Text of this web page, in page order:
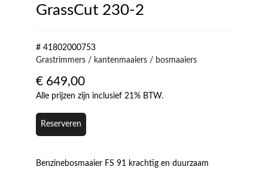
GrassCut 230-2
# 41802000753
Grastrimmers / kantenmaaiers / bosmaaiers
€ 649,00
Alle prijzen zijn inclusief 21% BTW.
Reserveren
Benzinebosmaaier FS 91 krachtig en duurzaam